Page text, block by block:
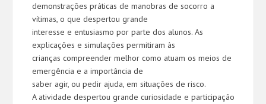
demonstrações práticas de manobras de socorro a
vítimas, o que despertou grande
interesse e entusiasmo por parte dos alunos. As
explicações e simulações permitiram às
crianças compreender melhor como atuam os meios de
emergência e a importância de
saber agir, ou pedir ajuda, em situações de risco.
A atividade despertou grande curiosidade e participação